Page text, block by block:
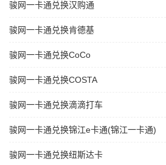
骏网一卡通兑换汉购通
骏网一卡通兑换肯德基
骏网一卡通兑换CoCo
骏网一卡通兑换COSTA
骏网一卡通兑换滴滴打车
骏网一卡通兑换锦江e卡通(锦江一卡通)
骏网一卡通兑换纽斯达卡